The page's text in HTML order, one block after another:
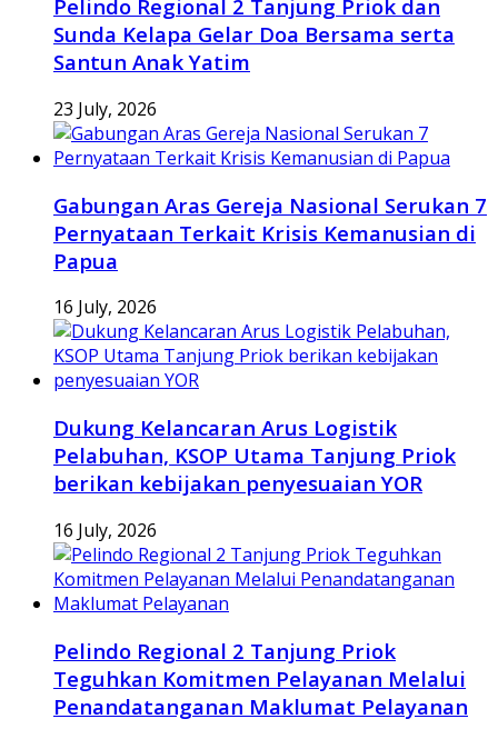
Pelindo Regional 2 Tanjung Priok dan
Sunda Kelapa Gelar Doa Bersama serta
Santun Anak Yatim
23 July, 2026
Gabungan Aras Gereja Nasional Serukan 7
Pernyataan Terkait Krisis Kemanusian di
Papua
16 July, 2026
Dukung Kelancaran Arus Logistik
Pelabuhan, KSOP Utama Tanjung Priok
berikan kebijakan penyesuaian YOR
16 July, 2026
Pelindo Regional 2 Tanjung Priok
Teguhkan Komitmen Pelayanan Melalui
Penandatanganan Maklumat Pelayanan